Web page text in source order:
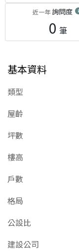
近一年詢問度
0 筆
基本資料
類型
屋齡
坪數
樓高
戶數
格局
公設比
建設公司